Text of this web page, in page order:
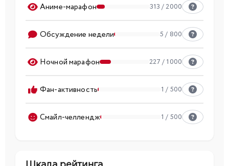
Аниме-марафон 313 / 2000
Обсуждение недели 5 / 800
Ночной марафон 227 / 1000
Фан-активность 1 / 500
Смайл-челлендж 1 / 500